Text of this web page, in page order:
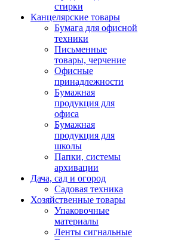
стирки
Канцелярские товары
Бумага для офисной
техники
Письменные
товары, черчение
Офисные
принадлежности
Бумажная
продукция для
офиса
Бумажная
продукция для
школы
Папки, системы
архивации
Дача, сад и огород
Садовая техника
Хозяйственные товары
Упаковочные
материалы
Ленты сигнальные